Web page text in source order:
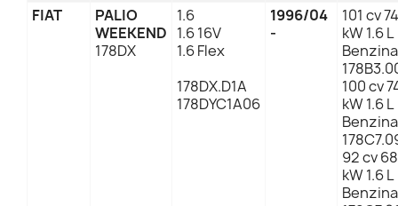
FIAT
PALIO
WEEKEND
178DX
1.6
1.6 16V
1.6 Flex
178DX.D1A
178DYC1A06
1996/04
-
101 cv 74
kW 1.6 L
Benzina
100 cv
kW 1.6 L
Benzina
92 cv 68
kW 1.6 L
Benzina